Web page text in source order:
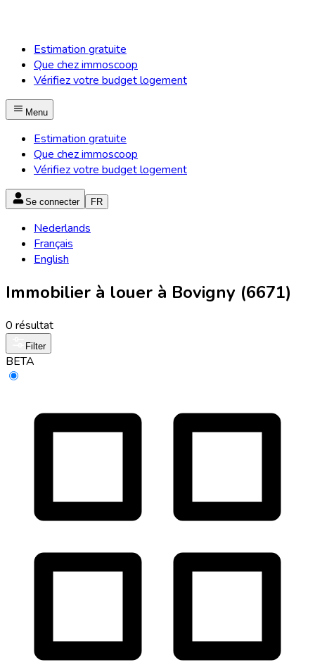
Estimation gratuite
Que chez immoscoop
Vérifiez votre budget logement
Menu
Estimation gratuite
Que chez immoscoop
Vérifiez votre budget logement
Se connecter FR
Nederlands
Français
English
Immobilier à louer à Bovigny (6671)
0 résultat
Filter
BETA